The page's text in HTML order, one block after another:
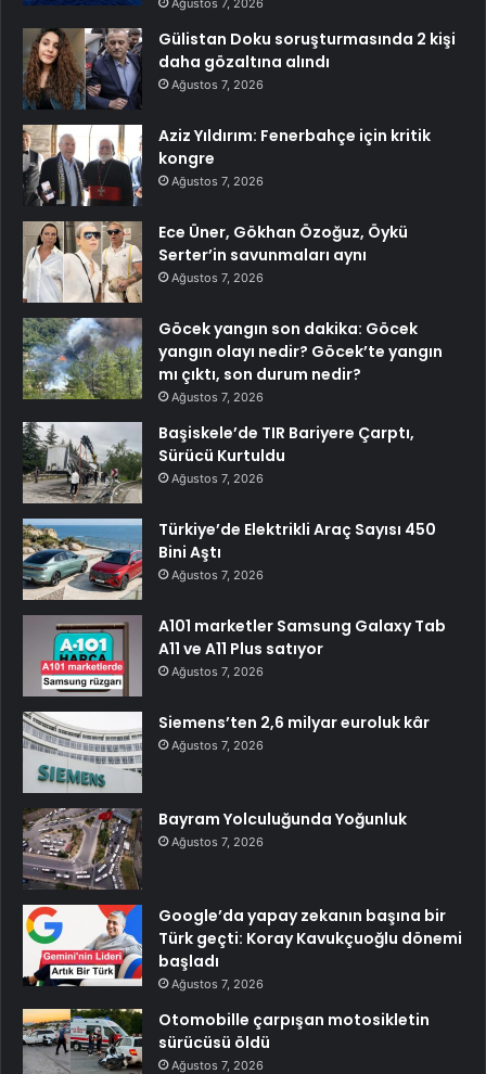
Gülistan Doku soruşturmasında 2 kişi
daha gözaltına alındı
Ağustos 7, 2026
Aziz Yıldırım: Fenerbahçe için kritik
kongre
Ağustos 7, 2026
Ece Üner, Gökhan Özoğuz, Öykü
Serter’in savunmaları aynı
Ağustos 7, 2026
Göcek yangın son dakika: Göcek
yangın olayı nedir? Göcek’te yangın
mı çıktı, son durum nedir?
Ağustos 7, 2026
Başiskele’de TIR Bariyere Çarptı,
Sürücü Kurtuldu
Ağustos 7, 2026
Türkiye’de Elektrikli Araç Sayısı 450
Bini Aştı
Ağustos 7, 2026
A101 marketler Samsung Galaxy Tab
A11 ve A11 Plus satıyor
Ağustos 7, 2026
Siemens’ten 2,6 milyar euroluk kâr
Ağustos 7, 2026
Bayram Yolculuğunda Yoğunluk
Ağustos 7, 2026
Google’da yapay zekanın başına bir
Türk geçti: Koray Kavukçuoğlu dönemi
başladı
Ağustos 7, 2026
Otomobille çarpışan motosikletin
sürücüsü öldü
Ağustos 7, 2026